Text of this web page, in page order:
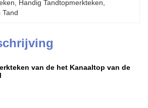
Handig Tandtopmerkteken
Tand
van de het Kanaaltop van de